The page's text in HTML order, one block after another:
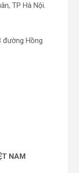
TP Hà Nội.
đường Hồng
NAM